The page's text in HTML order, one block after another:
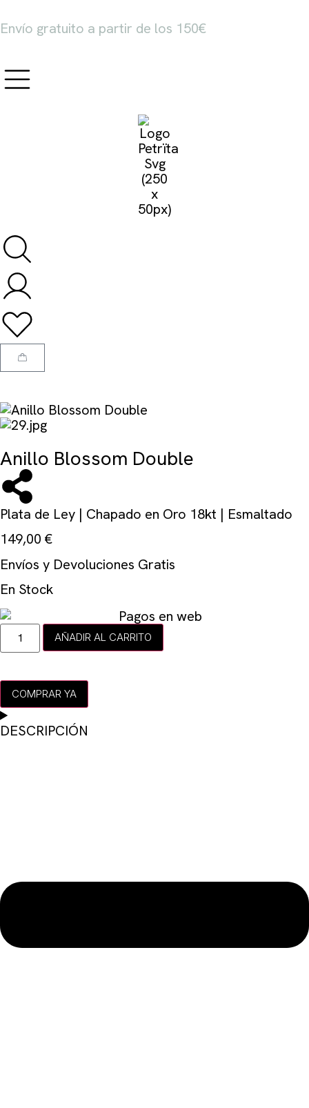
Envío gratuito a partir de los 150€
Anillo Blossom Double
Plata de Ley | Chapado en Oro 18kt | Esmaltado
149,00 €
Envíos y Devoluciones Gratis
En Stock
AÑADIR AL CARRITO
COMPRAR YA
DESCRIPCIÓN